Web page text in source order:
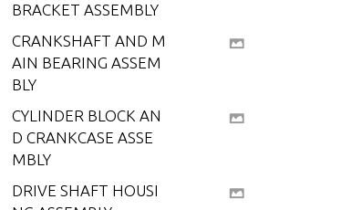
BRACKET ASSEMBLY
CRANKSHAFT AND M
AIN BEARING ASSEM
BLY
CYLINDER BLOCK AN
D CRANKCASE ASSE
MBLY
DRIVE SHAFT HOUSI